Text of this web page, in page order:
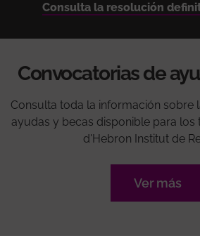
Consulta la resolución
Convocatorias de
Consulta toda la información sobre
ayudas y becas disponible para los
d'Hebron Institut de
Ver más